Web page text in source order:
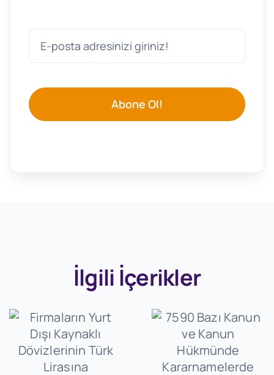
Abone Ol!
İlgili İçerikler